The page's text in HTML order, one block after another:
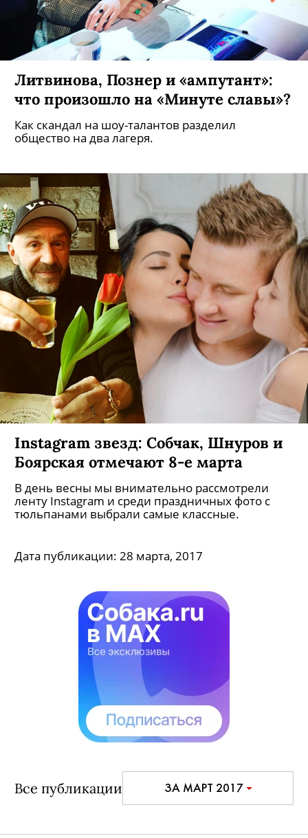
Литвинова, Познер и «ампутант»:
что произошло на «Минуте славы»?
Как скандал на шоу-талантов разделил
общество на два лагеря.
Боярская отмечают 8-е марта
В день весны мы внимательно рассмотрели
ленту Instagram и среди праздничных фото с
тюльпанами выбрали самые классные.
Дата публикации: 28 марта, 2017